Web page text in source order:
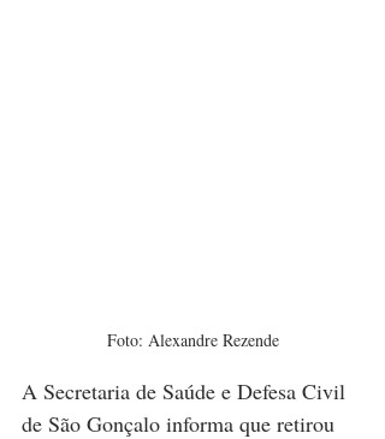
Foto: Alexandre Rezende
A Secretaria de Saúde e Defesa Civil
de São Gonçalo informa que retirou